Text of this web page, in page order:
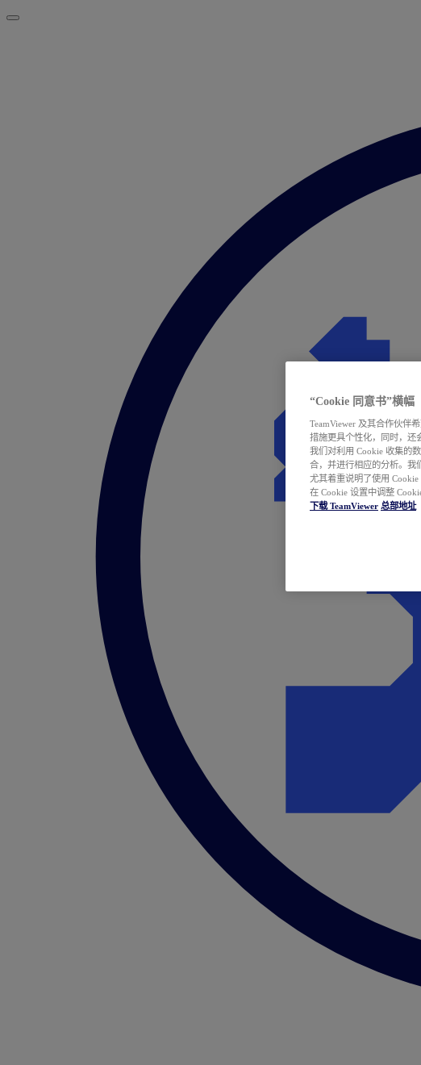
“Cookie 同意书”横幅
TeamViewer 及其合作伙伴
措施更具个性化，同时，还
我们对利用 Cookie 收集的
合，并进行相应的分析。我
尤其着重说明了使用
在 Cookie 设置中调整
下载 TeamViewer 总部地址